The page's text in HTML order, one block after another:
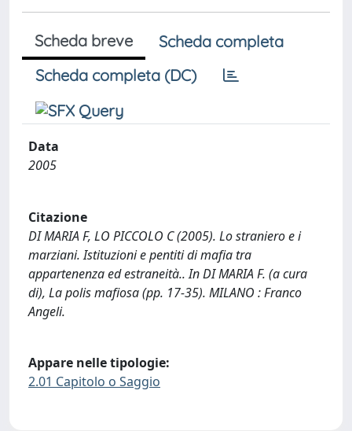
Scheda breve
Scheda completa
Scheda completa (DC)
Data
2005
Citazione
DI MARIA F, LO PICCOLO C (2005). Lo straniero e i
marziani. Istituzioni e pentiti di mafia tra
appartenenza ed estraneità.. In DI MARIA F. (a cura
di), La polis mafiosa (pp. 17-35). MILANO : Franco
Angeli.
Appare nelle tipologie:
2.01 Capitolo o Saggio